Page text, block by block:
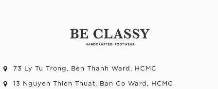
73 Ly Tu Trong, Ben Thanh Ward, HCMC
13 Nguyen Thien Thuat, Ban Co Ward, HCMC